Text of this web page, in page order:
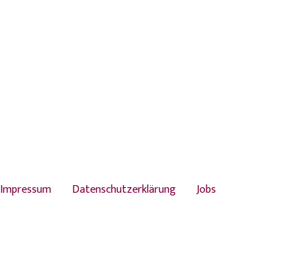
Impressum Datenschutzerklärung Jobs